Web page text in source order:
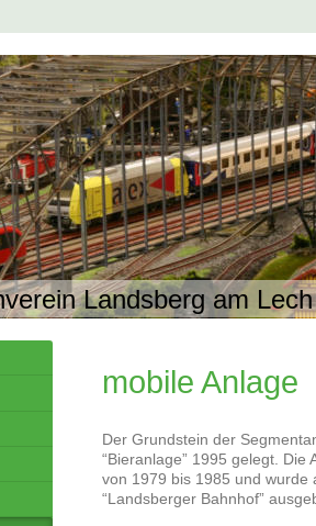
Landsberg am
mobile Anlage
Der Grundstein der
“Bieranlage” 1995 gelegt.
von 1979 bis 1985 und
“Landsberger Bahnhof”